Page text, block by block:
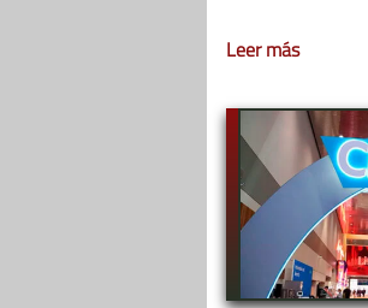
Leer más